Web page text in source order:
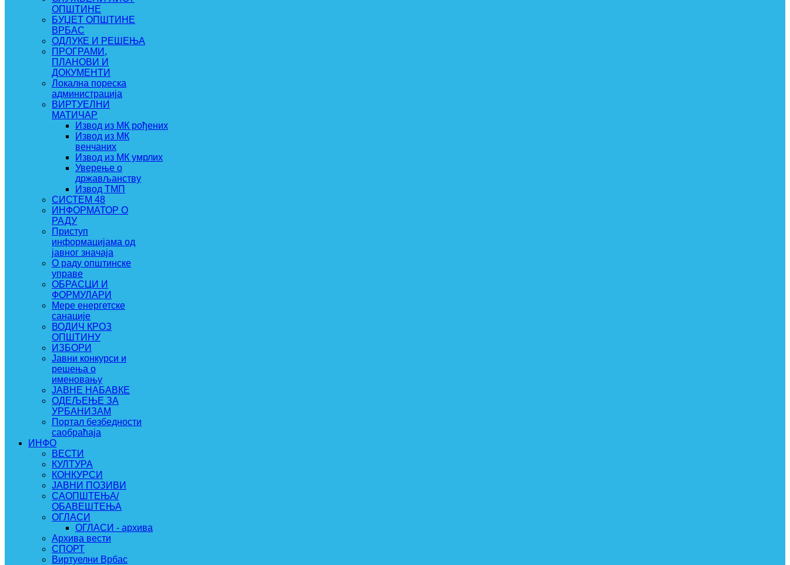
ОПШТИНЕ
БУЏЕТ ОПШТИНЕ
ВРБАС
ОДЛУКЕ И РЕШЕЊА
ПРОГРАМИ,
ПЛАНОВИ И
ДОКУМЕНТИ
Локална пореска
администрација
ВИРТУЕЛНИ
МАТИЧАР
Извод из МК рођених
Извод из МК
венчаних
Извод из МК умрлих
Уверење о
држављанству
Извод ТМП
СИСТЕМ 48
ИНФОРМАТОР О
РАДУ
Приступ
информацијама од
јавног значаја
О раду општинске
управе
ОБРАСЦИ И
ФОРМУЛАРИ
Мере енергетске
санације
ВОДИЧ КРОЗ
ОПШТИНУ
ИЗБОРИ
Јавни конкурси и
решења о
именовању
ЈАВНЕ НАБАВКЕ
ОДЕЉЕЊЕ ЗА
УРБАНИЗАМ
Портал безбедности
саобраћаја
ИНФО
ВЕСТИ
КУЛТУРА
КОНКУРСИ
ЈАВНИ ПОЗИВИ
САОПШТЕЊА/
ОБАВЕШТЕЊА
ОГЛАСИ
ОГЛАСИ - архива
Архива вести
СПОРТ
Виртуелни Врбас